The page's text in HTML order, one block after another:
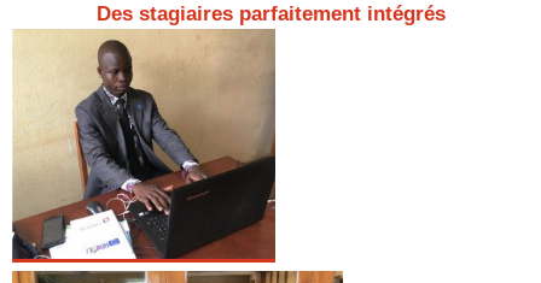
Des stagiaires parfaitement intégrés